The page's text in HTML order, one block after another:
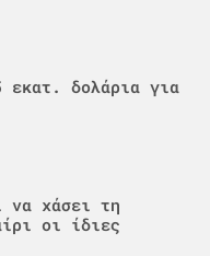
εκατ. δολάρια για
να χάσει τη
οι ίδιες